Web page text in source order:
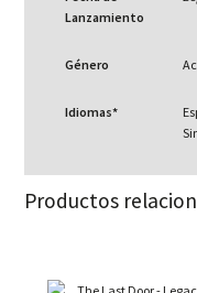
Lanzamiento
Género
Idiomas*
Productos